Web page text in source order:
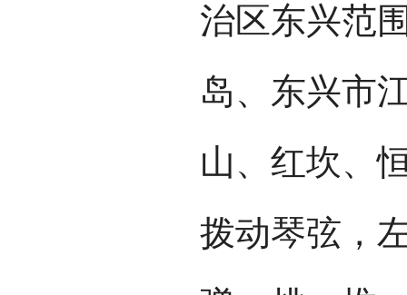
治区东兴范
岛、东兴市
山、红坎、
拨动琴弦，